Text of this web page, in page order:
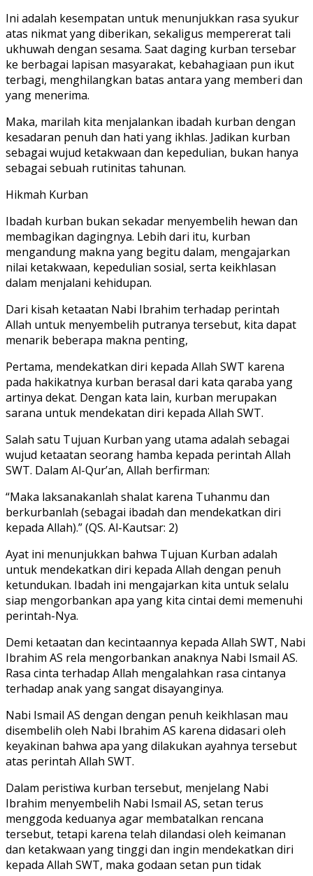
Ini adalah kesempatan untuk menunjukkan rasa syukur
atas nikmat yang diberikan, sekaligus mempererat tali
ukhuwah dengan sesama. Saat daging kurban tersebar
ke berbagai lapisan masyarakat, kebahagiaan pun ikut
terbagi, menghilangkan batas antara yang memberi dan
yang menerima.
Maka, marilah kita menjalankan ibadah kurban dengan
kesadaran penuh dan hati yang ikhlas. Jadikan kurban
sebagai wujud ketakwaan dan kepedulian, bukan hanya
sebagai sebuah rutinitas tahunan.
Hikmah Kurban
Ibadah kurban bukan sekadar menyembelih hewan dan
membagikan dagingnya. Lebih dari itu, kurban
mengandung makna yang begitu dalam, mengajarkan
nilai ketakwaan, kepedulian sosial, serta keikhlasan
dalam menjalani kehidupan.
Dari kisah ketaatan Nabi Ibrahim terhadap perintah
Allah untuk menyembelih putranya tersebut, kita dapat
menarik beberapa makna penting,
Pertama, mendekatkan diri kepada Allah SWT karena
pada hakikatnya kurban berasal dari kata qaraba yang
artinya dekat. Dengan kata lain, kurban merupakan
sarana untuk mendekatan diri kepada Allah SWT.
Salah satu Tujuan Kurban yang utama adalah sebagai
wujud ketaatan seorang hamba kepada perintah Allah
SWT. Dalam Al-Qur’an, Allah berfirman:
“Maka laksanakanlah shalat karena Tuhanmu dan
berkurbanlah (sebagai ibadah dan mendekatkan diri
kepada Allah).” (QS. Al-Kautsar: 2)
Ayat ini menunjukkan bahwa Tujuan Kurban adalah
untuk mendekatkan diri kepada Allah dengan penuh
ketundukan. Ibadah ini mengajarkan kita untuk selalu
siap mengorbankan apa yang kita cintai demi memenuhi
perintah-Nya.
Demi ketaatan dan kecintaannya kepada Allah SWT, Nabi
Ibrahim AS rela mengorbankan anaknya Nabi Ismail AS.
Rasa cinta terhadap Allah mengalahkan rasa cintanya
terhadap anak yang sangat disayanginya.
Nabi Ismail AS dengan dengan penuh keikhlasan mau
disembelih oleh Nabi Ibrahim AS karena didasari oleh
keyakinan bahwa apa yang dilakukan ayahnya tersebut
atas perintah Allah SWT.
Dalam peristiwa kurban tersebut, menjelang Nabi
Ibrahim menyembelih Nabi Ismail AS, setan terus
menggoda keduanya agar membatalkan rencana
tersebut, tetapi karena telah dilandasi oleh keimanan
dan ketakwaan yang tinggi dan ingin mendekatkan diri
kepada Allah SWT, maka godaan setan pun tidak